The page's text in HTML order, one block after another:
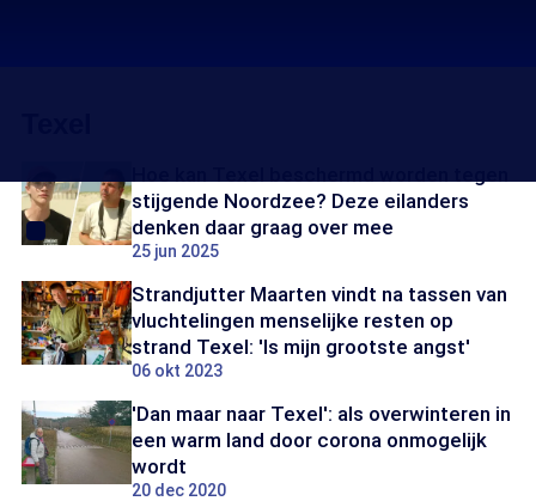
stijgende Noordzee? Deze eilanders
denken daar graag over mee
25 jun 2025
Strandjutter Maarten vindt na tassen van
vluchtelingen menselijke resten op
strand Texel: 'Is mijn grootste angst'
06 okt 2023
'Dan maar naar Texel': als overwinteren in
een warm land door corona onmogelijk
wordt
20 dec 2020